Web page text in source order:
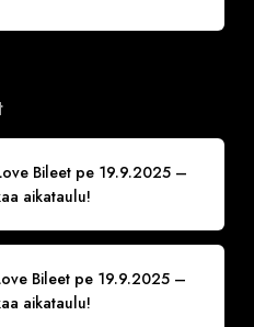
Bileet pe 19.9.2025 –
aikataulu!
Bileet pe 19.9.2025 –
aikataulu!